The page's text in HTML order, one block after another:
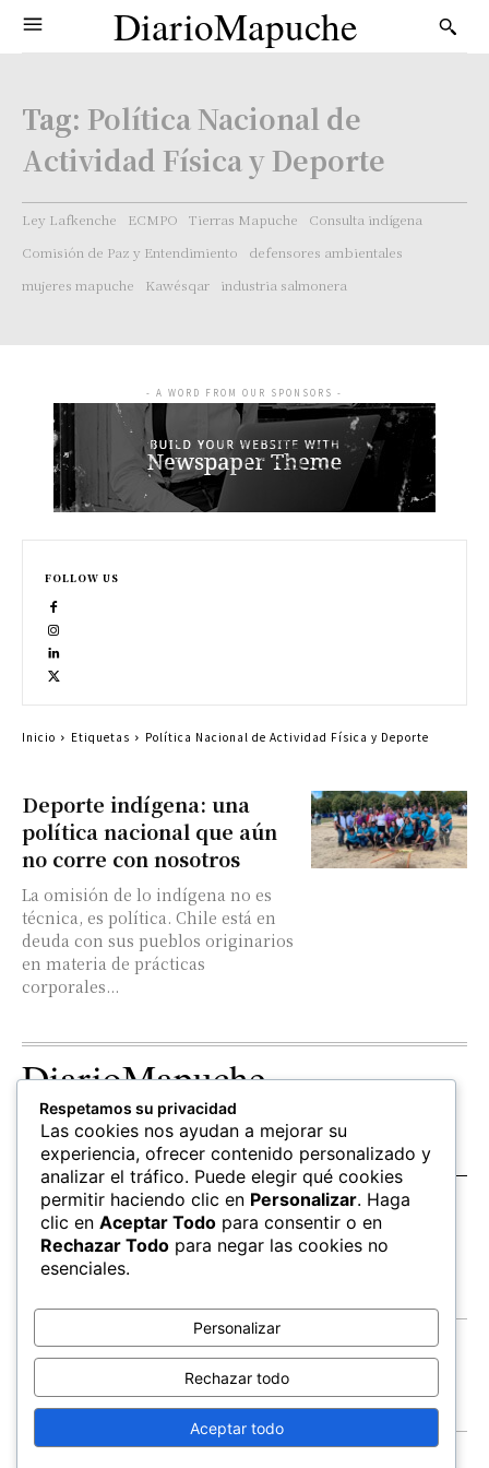
DiarioMapuche
Tag: Política Nacional de
Actividad Física y Deporte
Ley Lafkenche ECMPO Tierras Mapuche
Consulta indígena
Comisión de Paz y Entendimiento
defensores ambientales
mujeres mapuche
Kawésqar industria salmonera
Deporte indígena: una
política nacional que aún
no corre con nosotros
La omisión de lo indígena no es
técnica, es política. Chile está en
deuda con sus pueblos originarios
en materia de prácticas
corporales...
- A WORD FROM OUR SPONSORS -
FOLLOW US
Inicio Etiquetas Política Nacional de Actividad Física y Deporte
DiarioMapuche
TERRITORIO CULTURA
Patrimonio
OPINION
Columnistas
SALUD
hierbas
EDUCACIÓN
Mapudungun
Estudiantes
FOLLOW US
Apoya
FEWLA Territorios Economía
Salud
Respetamos su privacidad
Las cookies nos ayudan a mejorar su
experiencia, ofrecer contenido personalizado y
analizar el tráfico. Puede elegir qué cookies
permitir haciendo clic en Personalizar. Haga
clic en Aceptar Todo para consentir o en
Rechazar Todo para negar las cookies no
esenciales.
Personalizar
Rechazar todo
Aceptar todo